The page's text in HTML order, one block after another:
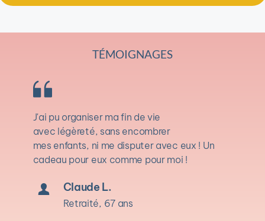
TÉMOIGNAGES
J'ai pu organiser ma fin de vie
avec légèreté, sans encombrer
mes enfants, ni me disputer avec eux ! Un
cadeau pour eux comme pour moi !
Claude L.
Retraité, 67 ans